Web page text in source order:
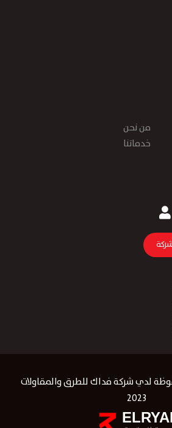
من نحن
خدماتنا
لدي شركة فداك للطرق والمقاولات
2023